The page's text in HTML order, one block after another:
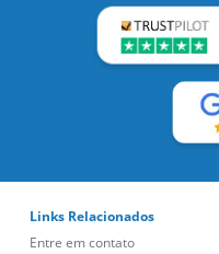
Links Relacionados
Entre em contato